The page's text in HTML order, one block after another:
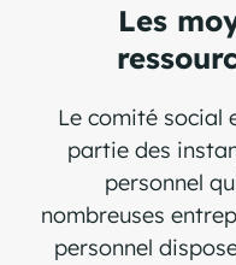
Les
Le comité social
partie des
personnel
nombreuses
personnel